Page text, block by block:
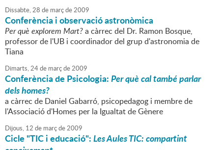
Dissabte,28 de marçde2009
Conferència i observació astronòmica
Per què explorem Mart?a càrrec del Dr. Ramon Bosque,
professor de l'UB i coordinador del grup d'astronomia de
Tiana
Dimarts,24de marçde2009
Conferència de Psicologia:Per què cal també parlar
dels homes?
a càrrec de Daniel Gabarró, psicopedagog i membre de
l'Associació d'Homes per la Igualtat de Gènere
Dijous, 12 de marçde2009
Cicle "TIC i educació":Les Aules TIC: compartint